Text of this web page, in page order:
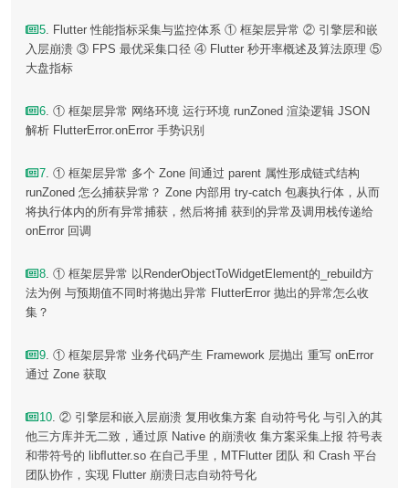
5. Flutter 性能指标采集与监控体系 ① 框架层异常 ② 引擎层和嵌
入层崩溃 ③ FPS 最优采集口径 ④ Flutter 秒开率概述及算法原理 ⑤
大盘指标
6. ① 框架层异常 网络环境 运行环境 runZoned 渲染逻辑 JSON
解析 FlutterError.onError 手势识别
7. ① 框架层异常 多个 Zone 间通过 parent 属性形成链式结构
runZoned 怎么捕获异常？ Zone 内部用 try-catch 包裹执行体，从而
将执行体内的所有异常捕获，然后将捕 获到的异常及调用栈传递给
onError 回调
8. ① 框架层异常 以RenderObjectToWidgetElement的_rebuild方
法为例 与预期值不同时将抛出异常 FlutterError 抛出的异常怎么收
集？
9. ① 框架层异常 业务代码产生 Framework 层抛出 重写 onError
通过 Zone 获取
10. ② 引擎层和嵌入层崩溃 复用收集方案 自动符号化 与引入的其
他三方库并无二致，通过原 Native 的崩溃收 集方案采集上报 符号表
和带符号的 libﬂutter.so 在自己手里，MTFlutter 团队 和 Crash 平台
团队协作，实现 Flutter 崩溃日志自动符号化